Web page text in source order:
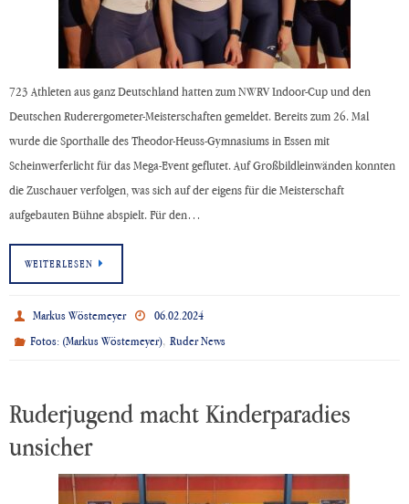
723 Athleten aus ganz Deutschland hatten zum NWRV Indoor-Cup und den
Deutschen Ruderergometer-Meisterschaften gemeldet. Bereits zum 26. Mal
wurde die Sporthalle des Theodor-Heuss-Gymnasiums in Essen mit
Scheinwerferlicht für das Mega-Event geflutet. Auf Großbildleinwänden konnten
die Zuschauer verfolgen, was sich auf der eigens für die Meisterschaft
aufgebauten Bühne abspielt. Für den…
WEITERLESEN
Markus Wöstemeyer
06.02.2024
Fotos: (Markus Wöstemeyer),Ruder News
Ruderjugend macht Kinderparadies
unsicher